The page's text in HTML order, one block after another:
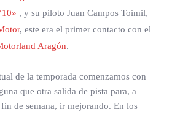
, y su piloto Juan Campos Toimil,
, este era el primer contacto con el
Aragón.
de la temporada comenzamos con
que otra salida de pista para, a
de semana, ir mejorando. En los